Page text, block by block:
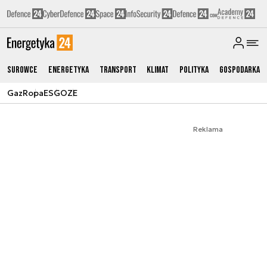
Surowce Energetyka Transport Klimat Polityka Gospodarka
GazRopaESGOZE
Reklama